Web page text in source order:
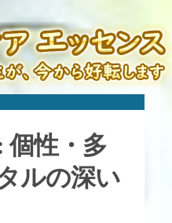
個性・多
ルの深い